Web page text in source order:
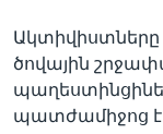
Ակտիվիստները
ծովային
պատժամիջոց